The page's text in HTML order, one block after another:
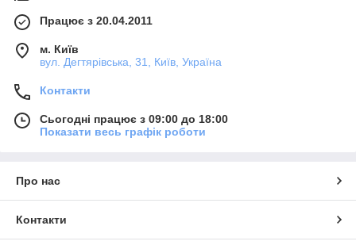
Працює з 20.04.2011
м. Київ
вул. Дегтярівська, 31, Київ, Україна
Контакти
Сьогодні працює з 09:00 до 18:00
Показати весь графік роботи
Про нас
Контакти